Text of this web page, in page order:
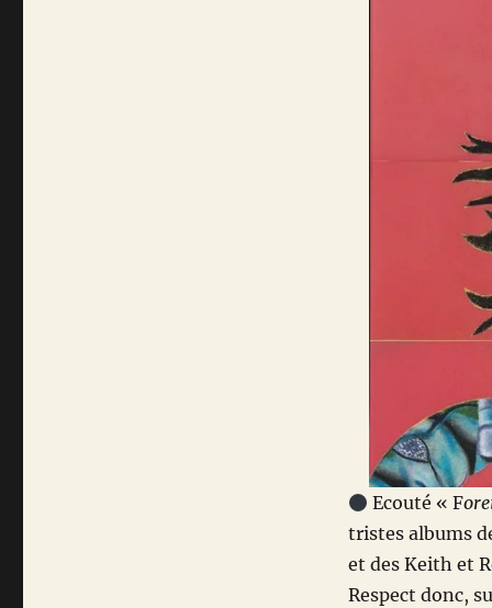
Ecouté « F
tristes albums
et des Keith et
Respect donc,